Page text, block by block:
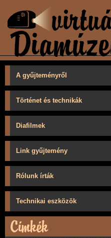
A gyűjteményről
Történet és technikák
Diafilmek
Link gyűjtemény
Rólunk írták
Technikai eszközök